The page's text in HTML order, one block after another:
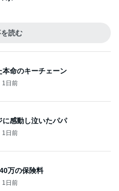
読む
本命のキーチェーン
1日前
に感動し泣いたパパ
1日前
万の保険料
1日前